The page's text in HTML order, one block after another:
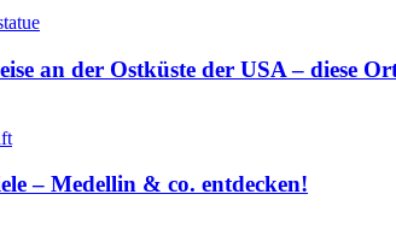
an der Ostküste der USA – diese
– Medellin & co. entdecken!